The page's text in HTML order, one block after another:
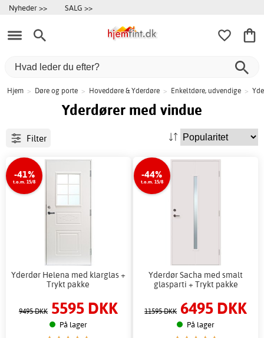
Nyheder >> SALG >>
Hjem > Døre og porte > Hoveddøre & Yderdøre > Enkeltdøre, udvendige >
Yderdører med vindue
Filter
-41%
t.o.m. 15/8
Yderdør Helena med klarglas +
Trykt pakke
9495 DKK 5595 DKK
På lager
-44%
t.o.m. 15/8
Yderdør Sacha med smalt
glasparti + Trykt pakke
11595 DKK 6495 DKK
På lager